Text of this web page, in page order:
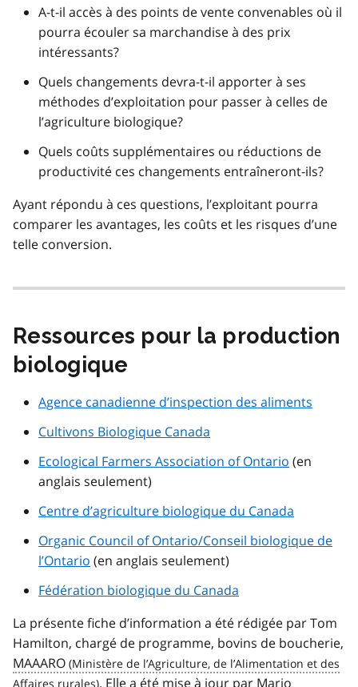
A-t-il accès à des points de vente convenables où il
pourra écouler sa marchandise à des prix
intéressants?
Quels changements devra-t-il apporter à ses
méthodes d’exploitation pour passer à celles de
l’agriculture biologique?
Quels coûts supplémentaires ou réductions de
productivité ces changements entraîneront-ils?
Ayant répondu à ces questions, l’exploitant pourra
comparer les avantages, les coûts et les risques d’une
telle conversion.
Ressources pour la production
biologique
Agence canadienne d’inspection des aliments
Cultivons Biologique Canada
Ecological Farmers Association of Ontario (en
anglais seulement)
Centre d’agriculture biologique du Canada
Organic Council of Ontario/Conseil biologique de
l’Ontario (en anglais seulement)
Fédération biologique du Canada
La présente fiche d’information a été rédigée par Tom
Hamilton, chargé de programme, bovins de boucherie,
MAAARO
. Elle a été mise à jour par Mario